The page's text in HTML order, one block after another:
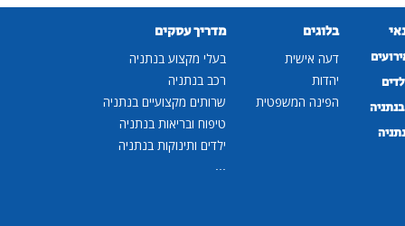
בלוגים
דעה אישית
יהדות
הפינה המשפטית
מדריך עסקים
בעלי מקצוע בנתניה
רכב בנתניה
שרותים מקצועיים בנתניה
טיפוח ובריאות בנתניה
ילדים ותינוקות בנתניה